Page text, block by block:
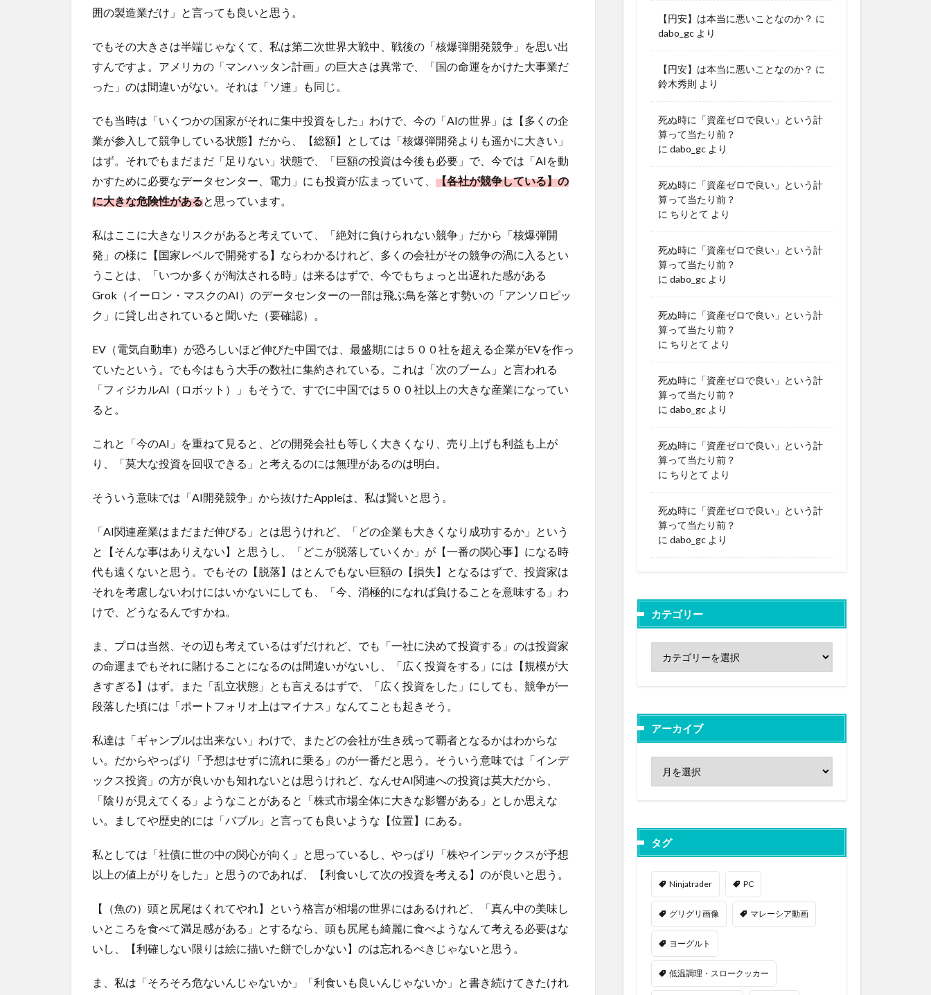
囲の製造業だけ」と言っても良いと思う。
でもその大きさは半端じゃなくて、私は第二次世界大戦中、戦後の「核爆弾開発競争」を思い出
すんですよ。アメリカの「マンハッタン計画」の巨大さは異常で、「国の命運をかけた大事業だ
った」のは間違いがない。それは「ソ連」も同じ。
でも当時は「いくつかの国家がそれに集中投資をした」わけで、今の「AIの世界」は【多くの企
業が参入して競争している状態】だから、【総額】としては「核爆弾開発よりも遥かに大きい」
はず。それでもまだまだ「足りない」状態で、「巨額の投資は今後も必要」で、今では「AIを動
かすために必要なデータセンター、電力」にも投資が広まっていて、 【各社が競争している】の
に大きな危険性があると思っています。
私はここに大きなリスクがあると考えていて、「絶対に負けられない競争」だから「核爆弾開
発」の様に【国家レベルで開発する】ならわかるけれど、多くの会社がその競争の渦に入るとい
うことは、「いつか多くが淘汰される時」は来るはずで、今でもちょっと出遅れた感がある
Grok（イーロン・マスクのAI）のデータセンターの一部は飛ぶ鳥を落とす勢いの「アンソロピッ
ク」に貸し出されていると聞いた（要確認）。
EV（電気自動車）が恐ろしいほど伸びた中国では、最盛期には５００社を超える企業がEVを作っ
ていたという。でも今はもう大手の数社に集約されている。これは「次のブーム」と言われる
「フィジカルAI（ロボット）」もそうで、すでに中国では５００社以上の大きな産業になってい
ると。
これと「今のAI」を重ねて見ると、どの開発会社も等しく大きくなり、売り上げも利益も上が
り、「莫大な投資を回収できる」と考えるのには無理があるのは明白。
そういう意味では「AI開発競争」から抜けたAppleは、私は賢いと思う。
「AI関連産業はまだまだ伸びる」とは思うけれど、「どの企業も大きくなり成功するか」という
と【そんな事はありえない】と思うし、「どこが脱落していくか」が【一番の関心事】になる時
代も遠くないと思う。でもその【脱落】はとんでもない巨額の【損失】となるはずで、投資家は
それを考慮しないわけにはいかないにしても、「今、消極的になれば負けることを意味する」わ
けで、どうなるんですかね。
ま、プロは当然、その辺も考えているはずだけれど、でも「一社に決めて投資する」のは投資家
の命運までもそれに賭けることになるのは間違いがないし、「広く投資をする」には【規模が大
きすぎる】はず。また「乱立状態」とも言えるはずで、「広く投資をした」にしても、競争が一
段落した頃には「ポートフォリオ上はマイナス」なんてことも起きそう。
私達は「ギャンブルは出来ない」わけで、またどの会社が生き残って覇者となるかはわからな
い。だからやっぱり「予想はせずに流れに乗る」のが一番だと思う。そういう意味では「インデ
ックス投資」の方が良いかも知れないとは思うけれど、なんせAI関連への投資は莫大だから、
「陰りが見えてくる」ようなことがあると「株式市場全体に大きな影響がある」としか思えな
い。ましてや歴史的には「バブル」と言っても良いような【位置】にある。
私としては「社債に世の中の関心が向く」と思っているし、やっぱり「株やインデックスが予想
以上の値上がりをした」と思うのであれば、【利食いして次の投資を考える】のが良いと思う。
【（魚の）頭と尻尾はくれてやれ】という格言が相場の世界にはあるけれど、「真ん中の美味し
いところを食べて満足感がある」とするなら、頭も尻尾も綺麗に食べようなんて考える必要はな
いし、【利確しない限りは絵に描いた餅でしかない】のは忘れるべきじゃないと思う。
ま、私は「そろそろ危ないんじゃないか」「利食いも良いんじゃないか」と書き続けてきたけれ
【円安】は本当に悪いことなのか？ に
dabo_gc より
【円安】は本当に悪いことなのか？ に
鈴木秀則 より
死ぬ時に「資産ゼロで良い」という計
算って当たり前？
に dabo_gc より
死ぬ時に「資産ゼロで良い」という計
算って当たり前？
に ちりとて より
死ぬ時に「資産ゼロで良い」という計
算って当たり前？
に dabo_gc より
死ぬ時に「資産ゼロで良い」という計
算って当たり前？
に ちりとて より
死ぬ時に「資産ゼロで良い」という計
算って当たり前？
に dabo_gc より
死ぬ時に「資産ゼロで良い」という計
算って当たり前？
に ちりとて より
死ぬ時に「資産ゼロで良い」という計
算って当たり前？
に dabo_gc より
カテゴリー
アーカイブ
タグ
Ninjatrader PC
グリグリ画像 マレーシア動画
ヨーグルト
低温調理・スロークッカー